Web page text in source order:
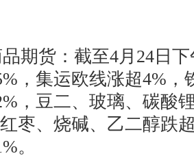
货：截至4月24日下
，集运欧线涨超4%，
，豆二、玻璃、碳酸
枣、烧碱、乙二醇跌
。